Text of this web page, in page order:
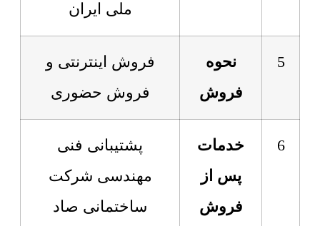
ملی ایران
5
نحوه
فروش
فروش اینترنتی و
فروش حضوری
6
خدمات
پس از
فروش
پشتیبانی فنی
مهندسی شرکت
ساختمانی صاد